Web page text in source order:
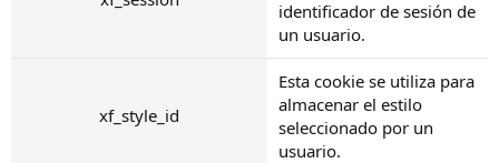
identificador de sesión de
un usuario.
xf_style_id
Esta cookie se utiliza para
almacenar el estilo
seleccionado por un
usuario.